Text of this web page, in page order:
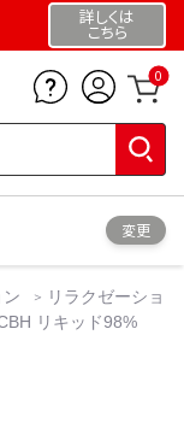
詳しくは
こちら
0
変更
リラクゼーショ
リキッド98%